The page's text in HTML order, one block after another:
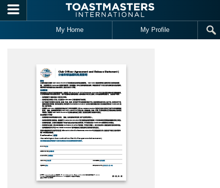
Skip to main content
My Home My Profile